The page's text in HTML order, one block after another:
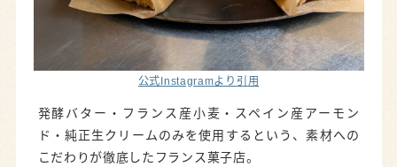
公式Instagramより引用
発酵バター・フランス産小麦・スペイン産アーモン
ド・純正生クリームのみを使用するという、素材への
こだわりが徹底したフランス菓子店。